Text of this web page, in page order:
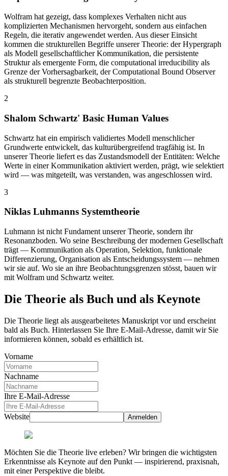
Wolfram hat gezeigt, dass komplexes Verhalten nicht aus
komplizierten Mechanismen hervorgeht, sondern aus einfachen
Regeln, die iterativ angewendet werden. Aus dieser Einsicht
kommen die strukturellen Begriffe unserer Theorie: der Hypergraph
als Modell gesellschaftlicher Kommunikation, die persistente
Struktur als emergente Form, die computational irreducibility als
Grenze der Vorhersagbarkeit, der Computational Bound Observer
als strukturell begrenzte Beobachterposition.
2
Shalom Schwartz' Basic Human Values
Schwartz hat ein empirisch validiertes Modell menschlicher
Grundwerte entwickelt, das kulturübergreifend tragfähig ist. In
unserer Theorie liefert es das Zustandsmodell der Entitäten: Welche
Werte in einer Kommunikation aktiviert werden, prägt, wie selektiert
wird — was mitgeteilt, was verstanden, was angeschlossen wird.
3
Niklas Luhmanns Systemtheorie
Luhmann ist nicht Fundament unserer Theorie, sondern ihr
Resonanzboden. Wo seine Beschreibung der modernen Gesellschaft
trägt — Kommunikation als Operation, Selektion, funktionale
Differenzierung, Organisation als Entscheidungssystem — nehmen
wir sie auf. Wo sie an ihre Beobachtungsgrenzen stösst, bauen wir
mit Wolfram und Schwartz weiter.
Die Theorie als Buch und als Keynote
Die Theorie liegt als ausgearbeitetes Manuskript vor und erscheint
bald als Buch. Hinterlassen Sie Ihre E-Mail-Adresse, damit wir Sie
informieren können, sobald es erhältlich ist.
Vorname
Nachname
Ihre E-Mail-Adresse
Website Anmelden
Möchten Sie die Theorie live erleben? Wir bringen die wichtigsten
Erkenntnisse als Keynote auf den Punkt — inspirierend, praxisnah,
mit einer Perspektive die bleibt.